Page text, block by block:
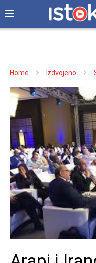
Home Izdvojeno